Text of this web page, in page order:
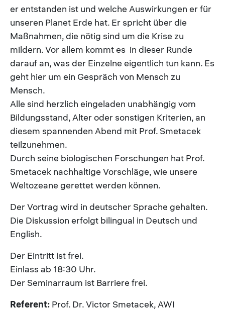
er entstanden ist und welche Auswirkungen er für
unseren Planet Erde hat. Er spricht über die
Maßnahmen, die nötig sind um die Krise zu
mildern. Vor allem kommt es in dieser Runde
darauf an, was der Einzelne eigentlich tun kann. Es
geht hier um ein Gespräch von Mensch zu
Mensch.
Alle sind herzlich eingeladen unabhängig vom
Bildungsstand, Alter oder sonstigen Kriterien, an
diesem spannenden Abend mit Prof. Smetacek
teilzunehmen.
Durch seine biologischen Forschungen hat Prof.
Smetacek nachhaltige Vorschläge, wie unsere
Weltozeane gerettet werden können.
Der Vortrag wird in deutscher Sprache gehalten.
Die Diskussion erfolgt bilingual in Deutsch und
English.
Der Eintritt ist frei.
Einlass ab 18:30 Uhr.
Der Seminarraum ist Barriere frei.
Referent: Prof. Dr. Victor Smetacek, AWI